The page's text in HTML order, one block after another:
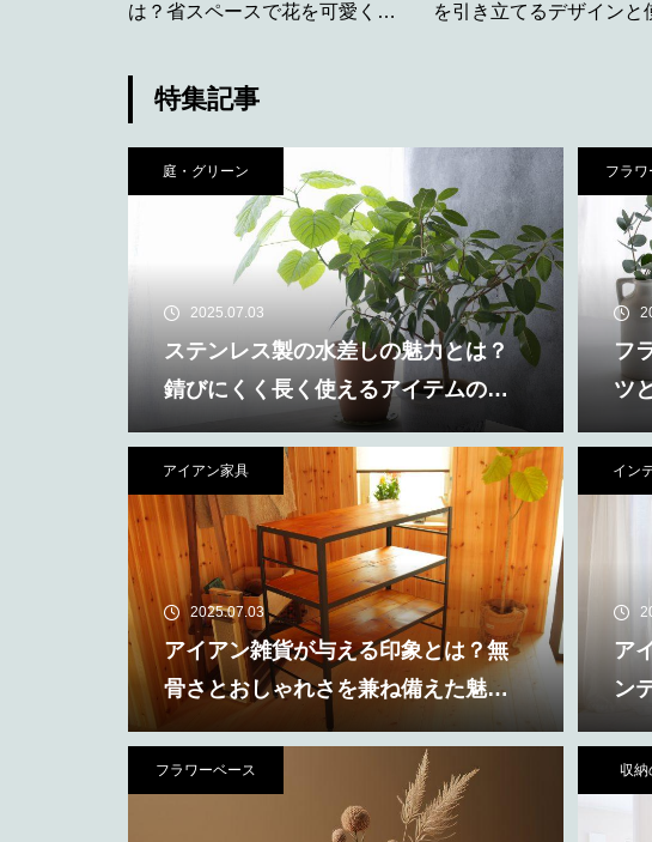
は？省スペースで花を可愛く飾
を引き立てるデザインと
特集記事
庭・グリーン
2025.07.03
ステンレス製の水差しの魅力とは？
錆びにくく長く使えるアイテムの特
徴
フラワ
フ
ツ
い
アイアン家具
2025.07.03
アイアン雑貨が与える印象とは？無
骨さとおしゃれさを兼ね備えた魅力
に注目
イン
ア
ン
選
フラワーベース 収納